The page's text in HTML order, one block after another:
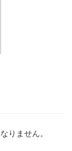
りません。